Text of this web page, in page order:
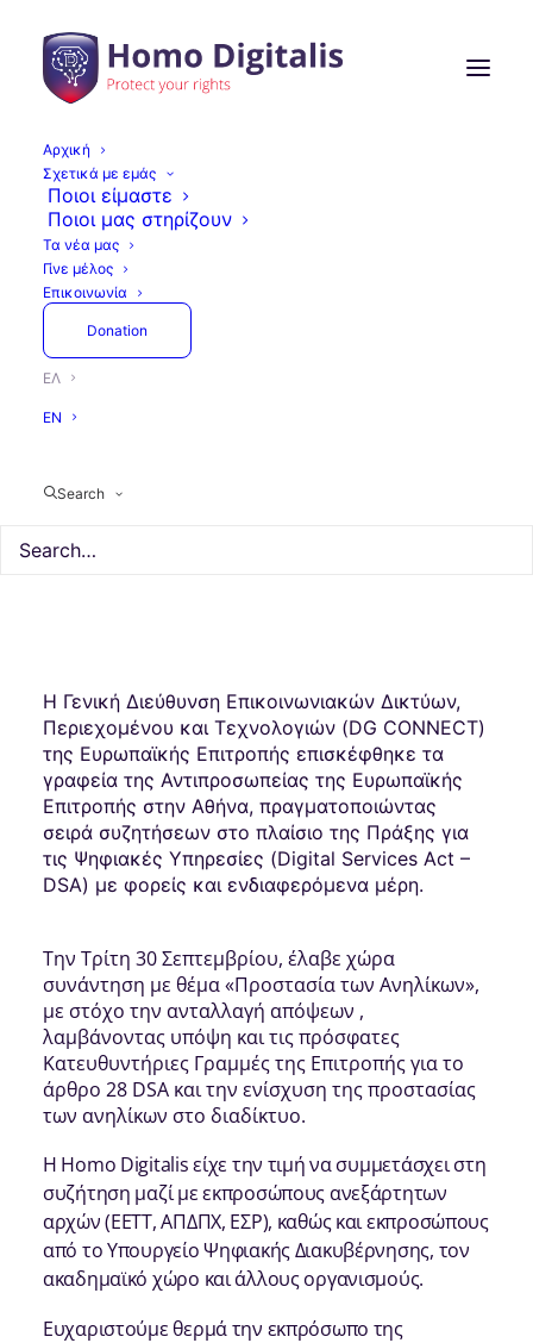
Αρχική
Σχετικά με εμάς
Ποιοι είμαστε
Ποιοι μας στηρίζουν
Τα νέα μας
Γίνε μέλος
Επικοινωνία
Donation
ΕΛ
EN
Search
Συμμετοχή της Homo
Digitalis στη συνάντηση
της Ευρωπαϊκής
Επιτροπής για την
Προστασία των Ανηλίκων
στο Διαδίκτυο στο
Η Γενική Διεύθυνση Επικοινωνιακών Δικτύων,
Περιεχομένου και Τεχνολογιών (DG CONNECT)
της Ευρωπαϊκής Επιτροπής επισκέφθηκε τα
γραφεία της Αντιπροσωπείας της Ευρωπαϊκής
Επιτροπής στην Αθήνα, πραγματοποιώντας
σειρά συζητήσεων στο πλαίσιο της Πράξης για
τις Ψηφιακές Υπηρεσίες (Digital Services Act –
DSA) με φορείς και ενδιαφερόμενα μέρη.
Την Τρίτη 30 Σεπτεμβρίου, έλαβε χώρα
συνάντηση με θέμα «Προστασία των Ανηλίκων»,
με στόχο την ανταλλαγή απόψεων ,
λαμβάνοντας υπόψη και τις πρόσφατες
Κατευθυντήριες Γραμμές της Επιτροπής για το
άρθρο 28 DSA και την ενίσχυση της προστασίας
των ανηλίκων στο διαδίκτυο.
Η Homo Digitalis είχε την τιμή να συμμετάσχει στη
συζήτηση μαζί με εκπροσώπους ανεξάρτητων
αρχών (ΕΕΤΤ, ΑΠΔΠΧ, ΕΣΡ), καθώς και εκπροσώπους
από το Υπουργείο Ψηφιακής Διακυβέρνησης, τον
ακαδημαϊκό χώρο και άλλους οργανισμούς.
Ευχαριστούμε θερμά την εκπρόσωπο της